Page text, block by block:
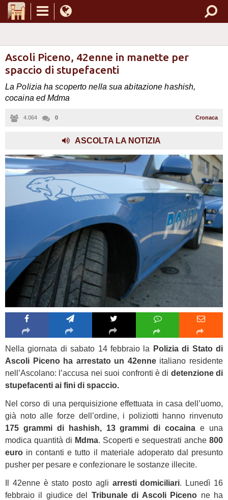
Ascoli Piceno, 42enne in manette per
spaccio di stupefacenti
La Polizia ha scoperto nella sua abitazione hashish,
cocaina ed Mdma
4.064 0 Cronaca
ASCOLTA LA NOTIZIA
Nella giornata di sabato 14 febbraio la
Polizia di Stato di
Ascoli Piceno ha arrestato un 42enneitaliano residente
nell’Ascolano: l’accusa nei suoi confronti è di detenzione di
stupefacenti ai fini di spaccio.
Nel corso di una perquisizione effettuata in casa dell’uomo,
già noto alle forze dell’ordine, i poliziotti hanno rinvenuto
175 grammi di hashish, 13 grammi di cocaina e una
modica quantità di Mdma. Scoperti e sequestrati anche 800
euro in contanti e tutto il materiale adoperato dal presunto
pusher per pesare e confezionare le sostanze illecite.
Il 42enne è stato posto agli arresti domiciliari. Lunedì 16
febbraio il giudice del Tribunale di Ascoli Piceno ne ha